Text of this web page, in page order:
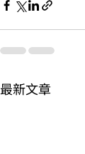
最新文章